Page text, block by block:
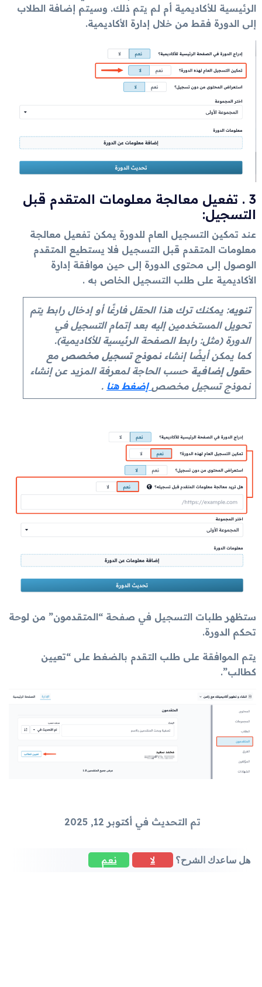
الرئيسية للأكاديمية أم لم يتم ذلك. وسيتم إضافة الطلاب
إلى الدورة فقط من خلال إدارة الأكاديمية.
3 . تفعيل معالجة معلومات المتقدم قبل
التسجيل:
عند تمكين التسجيل العام للدورة يمكن تفعيل معالجة
معلومات المتقدم قبل التسجيل فلا يستطيع المتقدم
الوصول إلى محتوى الدورة إلى حين موافقة إدارة
الأكاديمية على طلب التسجيل الخاص به .
تنويه: يمكنك ترك هذا الحقل فارغًا أو إدخال رابط يتم
تحويل المستخدمين إليه بعد إتمام التسجيل في
الدورة (مثل: رابط الصفحة الرئيسية للأكاديمية).
كما يمكن أيضًا إنشاءنموذج تسجيل مخصص مع
حقول إضافية حسب الحاجة لمعرفة المزيد عن إنشاء
نموذج تسجيل مخصصإضغط هنا .
ستظهر طلبات التسجيل في صفحة “المتقدمون” من لوحة
تحكم الدورة.
يتم الموافقة على طلب التقدم بالضغط على “تعيين
كطالب”.
تم التحديث في أكتوبر 12, 2025
هل ساعدك الشرح؟ لا نعم